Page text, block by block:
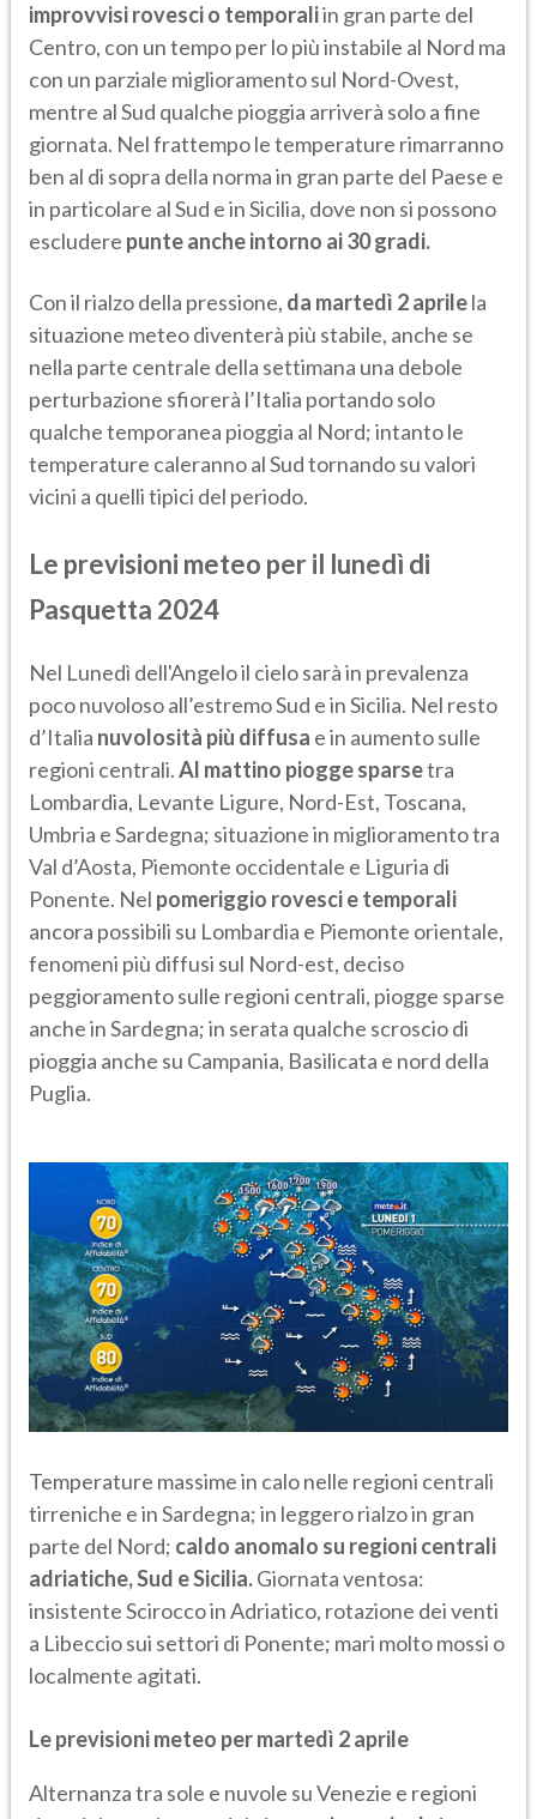
improvvisi rovesci o temporaliin gran parte del
Centro, con un tempo per lo più instabile al Nord ma
con un parziale miglioramento sul Nord-Ovest,
mentre al Sud qualche pioggia arriverà solo a fine
giornata. Nel frattempo le temperature rimarranno
ben al di sopra della norma in gran parte del Paese e
in particolare al Sud e in Sicilia, dove non si possono
escludere punte anche intorno ai 30 gradi.
Con il rialzo della pressione, da martedì 2 aprilela
situazione meteo diventerà più stabile, anche se
nella parte centrale della settimana una debole
perturbazione sfiorerà l’Italia portando solo
qualche temporanea pioggia al Nord; intanto le
temperature caleranno al Sud tornando su valori
vicini a quelli tipici del periodo.
Le previsioni meteo per il lunedì di
Pasquetta 2024
Nel Lunedì dell'Angelo il cielo sarà in prevalenza
poco nuvoloso all’estremo Sud e in Sicilia. Nel resto
d’Italia nuvolosità più diffusa e in aumento sulle
regioni centrali.Al mattino piogge sparsetra
Lombardia, Levante Ligure, Nord-Est, Toscana,
Umbria e Sardegna; situazione in miglioramento tra
Val d’Aosta, Piemonte occidentale e Liguria di
Ponente. Nel pomeriggio rovesci e temporali
ancora possibili su Lombardia e Piemonte orientale,
fenomeni più diffusi sul Nord-est, deciso
peggioramento sulle regioni centrali, piogge sparse
anche in Sardegna; in serata qualche scroscio di
pioggia anche su Campania, Basilicata e nord della
Puglia.
Temperature massime in calo nelle regioni centrali
tirreniche e in Sardegna; in leggero rialzo in gran
parte del Nord; caldo anomalo su regioni centrali
adriatiche, Sud e Sicilia.Giornata ventosa:
insistente Scirocco in Adriatico, rotazione dei venti
a Libeccio sui settori di Ponente; mari molto mossi o
localmente agitati.
Le previsioni meteo per martedì 2 aprile
Alternanza tra sole e nuvole su Venezie e regioni